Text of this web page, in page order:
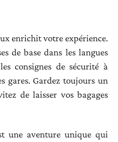
enrichit votre expérience.
de base dans les langues
consignes de sécurité à
gares. Gardez toujours un
de laisser vos bagages
une aventure unique qui